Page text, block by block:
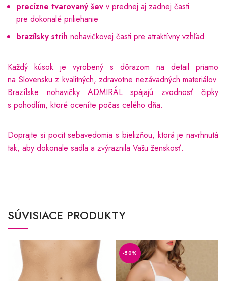
precízne tvarovaný šev v prednej aj zadnej časti
pre dokonalé priliehanie
brazílsky strih nohavičkovej časti pre atraktívny vzhľad
Každý kúsok je vyrobený s dôrazom na detail priamo
na Slovensku z kvalitných, zdravotne nezávadných materiálov.
Brazílske nohavičky ADMIRÁL spájajú zvodnosť čipky
s pohodlím, ktoré oceníte počas celého dňa.
Doprajte si pocit sebavedomia s bielizňou, ktorá je navrhnutá
tak, aby dokonale sadla a zvýraznila Vašu ženskosť.
SÚVISIACE PRODUKTY
-50%